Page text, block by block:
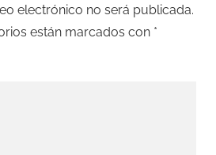
electrónico no será publicada.
están marcados con *